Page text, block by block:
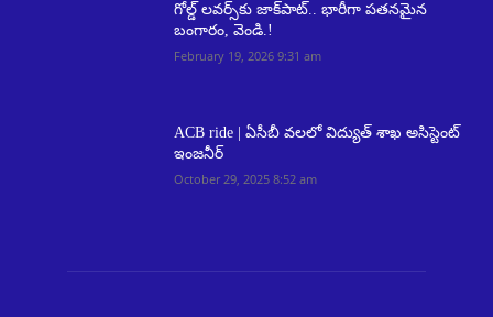
గోల్డ్ లవర్స్‌కు జాక్‌పాట్.. భారీగా పతనమైన
బంగారం, వెండి.!
February 19, 2026 9:31 am
ACB ride | ఏసీబీ వలలో విద్యుత్ శాఖ అసిస్టెంట్
ఇంజనీర్
October 29, 2025 8:52 am